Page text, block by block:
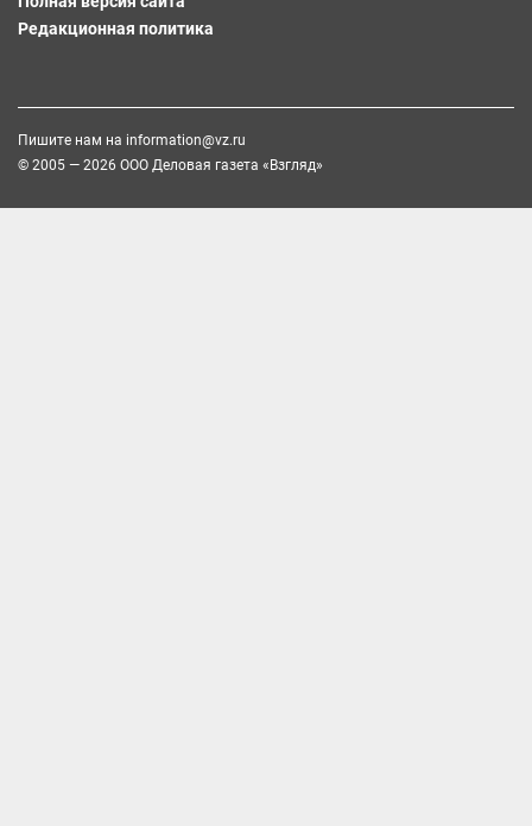
Редакционная политика
Пишите нам на information@vz.ru
© 2005 — 2026 ООО Деловая газета «Взгляд»